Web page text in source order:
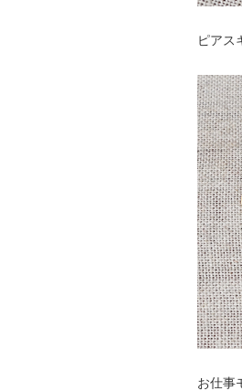
ピアス
お仕事